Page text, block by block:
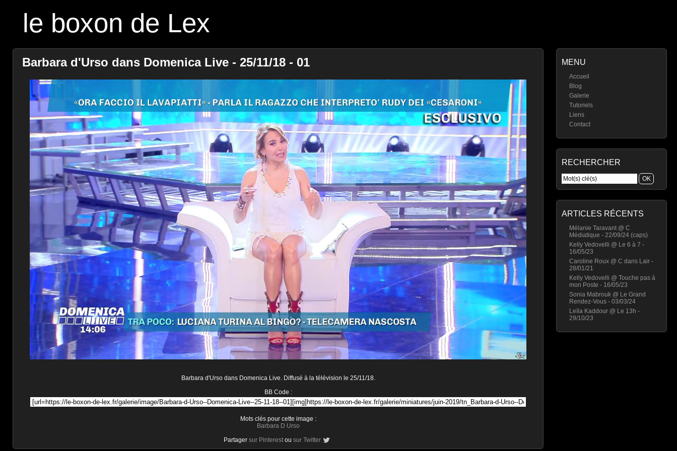
le boxon de Lex
MENU
Accueil
Blog
Galerie
Tutoriels
Liens
Contact
RECHERCHER
ARTICLES RÉCENTS
Mélanie Taravant @ C
Médiatique - 22/09/24 (caps)
Kelly Vedovelli @ Le 6 à 7 -
16/05/23
Caroline Roux @ C dans Lair -
28/01/21
Kelly Vedovelli @ Touche pas à
mon Poste - 16/05/23
Sonia Mabrouk @ Le Grand
Rendez-Vous - 03/03/24
Leïla Kaddour @ Le 13h -
29/10/23
Barbara d'Urso dans Domenica Live - 25/11/18 - 01
Barbara d'Urso dans Domenica Live. Diffusé à la télévision le 25/11/18.
BB Code :
Mots clés pour cette image :
Barbara D Urso
Partager sur Pinterest ou sur Twitter